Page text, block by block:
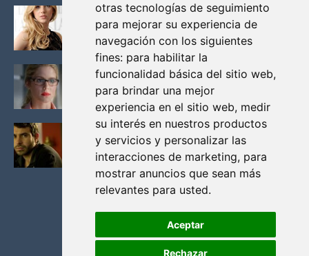
otras tecnologías de seguimiento
para mejorar su experiencia de
navegación con los siguientes
fines: para habilitar la
funcionalidad básica del sitio web,
para brindar una mejor
experiencia en el sitio web, medir
su interés en nuestros productos
y servicios y personalizar las
interacciones de marketing, para
mostrar anuncios que sean más
relevantes para usted.
Aceptar
Rechazar
KATHERYN WINNICK: LA ACTRIZ MAS GUAPA DE
VIKINGOS
Junio 14, 2013
FELICITY (EMILY BETT RICKARDS), LAS FOTOS
MAS BONITAS DE LA ALIADA DE ARROW
Noviembre 30, 2013
BLACK MIRROR: TODA TU HISTORIA. EPISODIO 3.
LA CRITICA
Mayo 17, 2012